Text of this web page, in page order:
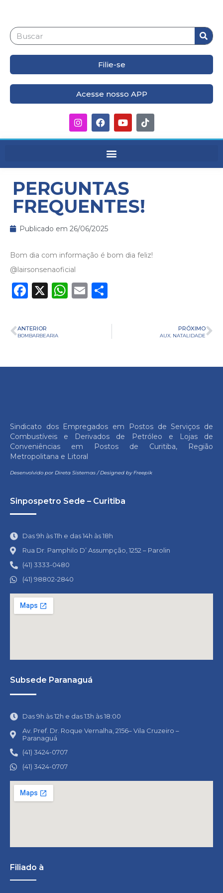
Filie-se
Acesse nosso APP
PERGUNTAS
FREQUENTES!
Publicado em 26/06/2025
Bom dia com informação é bom dia feliz!
@lairsonsenaoficial
Facebook
X WhatsApp
Email
ANTERIOR
BOMBARBEARIA
PRÓXIMO
AUX. NATALIDADE
Sindicato dos Empregados em Postos de Serviços de
Combustíveis e Derivados de Petróleo e Lojas de
Conveniências em Postos de Curitiba, Região
Metropolitana e Litoral
Desenvolvido por Direta Sistemas/Designed by Freepik
Sinpospetro Sede – Curitiba
Das 9h às 11h e das 14h às 18h
Rua Dr. Pamphilo D’ Assumpção, 1252 – Parolin
(41) 3333-0480
(41) 98802-2840
Subsede Paranaguá
Das 9h às 12h e das 13h às 18:00
Av. Pref. Dr. Roque Vernalha, 2156– Vila Cruzeiro –
Paranaguá
(41) 3424-0707
(41) 3424-0707
Filiado à